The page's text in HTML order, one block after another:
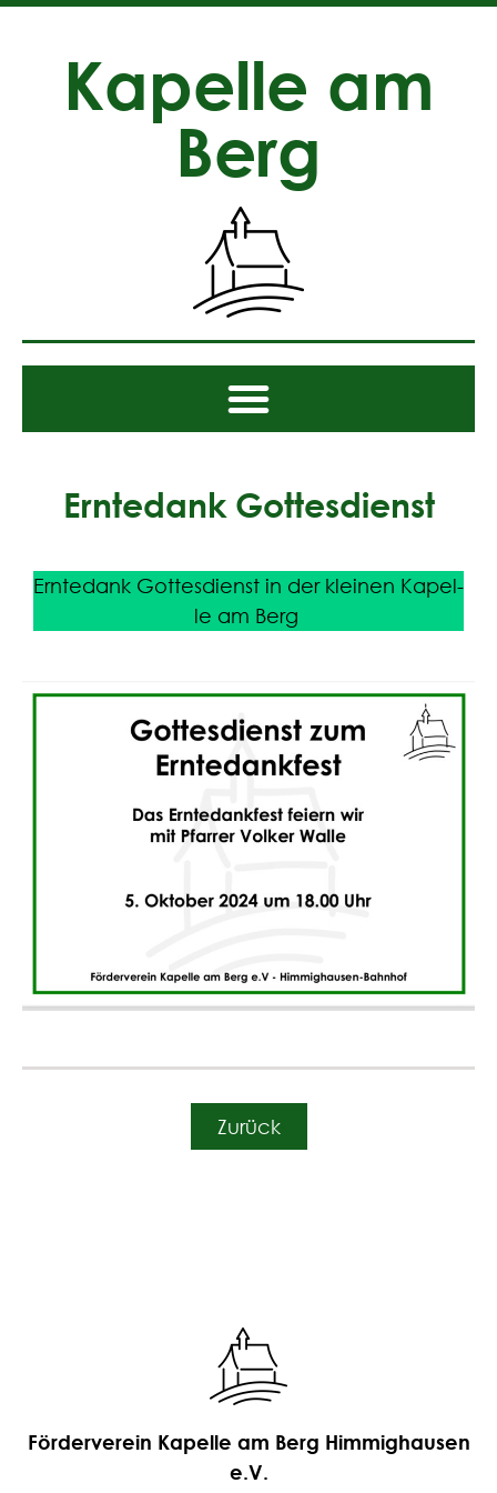
Kapelle am
Berg
Erntedank Gottesdienst
Ern­te­dank Got­tes­dienst in der klei­nen Kapel­
le am Berg
Zurück
Förderverein Kapelle am Berg Himmighausen
e.V.